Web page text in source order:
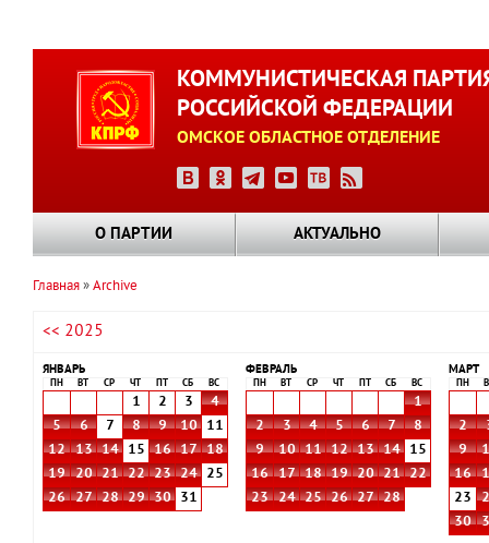
КОММУНИСТИЧЕСКАЯ
РОССИЙСКОЙ ФЕДЕРАЦИИ
ОМСКОЕ ОБЛАСТНОЕ ОТДЕЛЕНИЕ
О ПАРТИИ АКТУАЛЬНО
навигации
Главная Archive
<< 2025
ЯНВАРЬ
ПН ВТ СР ЧТ СБ ВС
1 2 3
4
5
6 7 8 9 10
11
12
13 14 15 16 17
18
19
20 21 22 23 24
25
26
27 28 29 30 31
ФЕВРАЛЬ
ПН ВТ СР ЧТ СБ ВС
1
2
3 4 5 6 7
8
9
10 11 12 13 14
15
16
17 18 19 20 21
22
23
24 25 26 27 28
МАРТ
ПН
2
9
16
23
30